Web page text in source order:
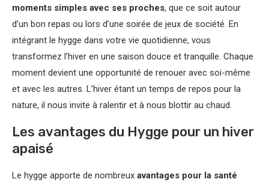
moments simples avec ses proches, que ce soit autour
d’un bon repas ou lors d’une soirée de jeux de société. En
intégrant le hygge dans votre vie quotidienne, vous
transformez l’hiver en une saison douce et tranquille. Chaque
moment devient une opportunité de renouer avec soi-même
et avec les autres. L’hiver étant un temps de repos pour la
nature, il nous invite à ralentir et à nous blottir au chaud.
Les avantages du Hygge pour un hiver
apaisé
Le hygge apporte de nombreux avantages pour la santé